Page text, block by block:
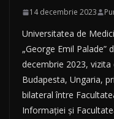
14 decembrie 2023
Universitatea de
„George Emil
decembrie 2023,
Budapesta, Ungaria,
bilateral între
Informației și